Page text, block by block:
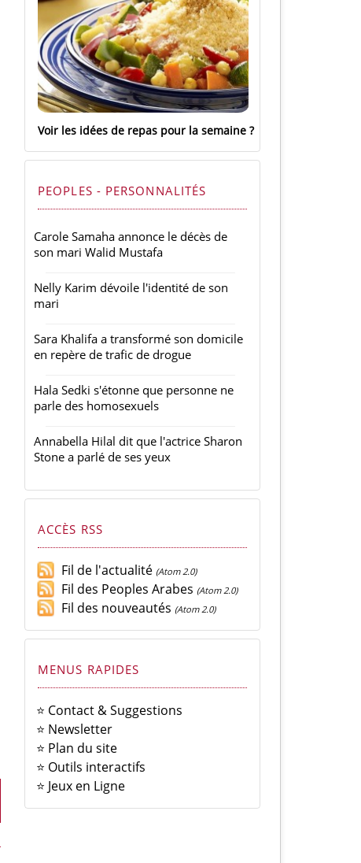
Voir les idées de repas pour la semaine
PEOPLES - PERSONNALITÉS
Carole Samaha annonce le décès de
son mari Walid Mustafa
Nelly Karim dévoile l'identité de son
mari
Sara Khalifa a transformé son domicile
en repère de trafic de drogue
Hala Sedki s'étonne que personne ne
parle des homosexuels
Annabella Hilal dit que l'actrice Sharon
Stone a parlé de ses yeux
ACCÈS RSS
Fil de l'actualité (Atom 2.0)
Fil des Peoples Arabes (Atom 2.0)
Fil des nouveautés (Atom 2.0)
MENUS RAPIDES
⭐ Contact & Suggestions
⭐ Newsletter
⭐ Plan du site
⭐ Outils interactifs
⭐ Jeux en Ligne